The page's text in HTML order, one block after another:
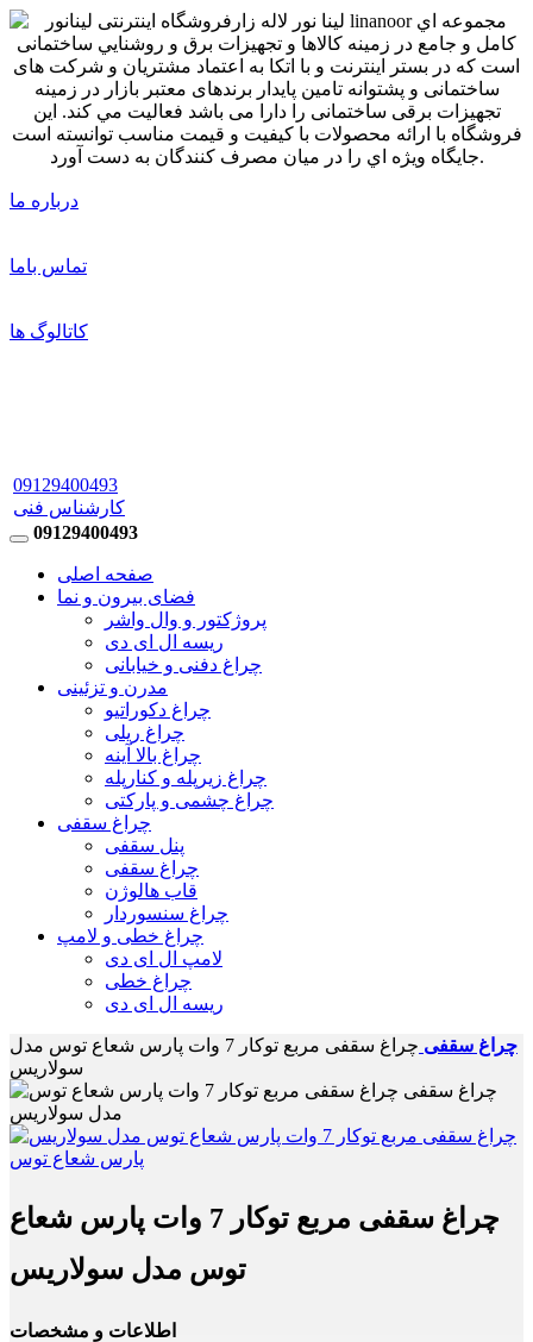
درباره ما
تماس باما
کاتالوگ ها
09129400493
کارشناس فنی
09129400493
صفحه اصلی
فضای بیرون و نما
پروژکتور و وال واشر
ریسه ال ای دی
چراغ دفنی و خیابانی
مدرن و تزئینی
چراغ دکوراتیو
چراغ ریلی
چراغ بالا آینه
چراغ زیرپله و کنارپله
چراغ چشمی و پارکتی
چراغ سقفی
پنل سقفی
چراغ سقفی
قاب هالوژن
چراغ سنسوردار
چراغ خطی و لامپ
لامپ ال ای دی
چراغ خطی
ریسه ال ای دی
چراغ سقفی
چراغ سقفی مربع توکار 7 وات پارس شعاع توس مدل
سولاریس
چراغ سقفی مربع توکار 7 وات پارس شعاع
توس مدل سولاریس
اطلاعات و مشخصات